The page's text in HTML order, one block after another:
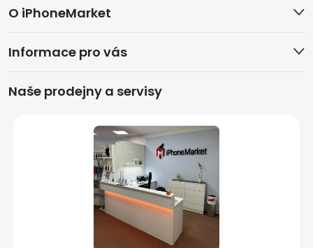
á
p
a
O iPhoneMarket
Informace pro vás
Naše prodejny a servisy